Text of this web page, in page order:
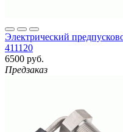
Электрический
411120
6500 руб.
Предзаказ